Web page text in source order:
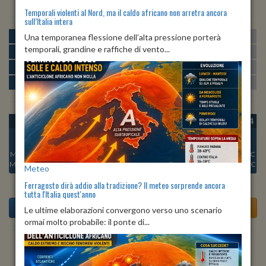
MATTINA min:21º max:29º U:52%
POMERIGGIO min:30º max:31º
SERA min:25º max:31º U:55% 85%
NOTTE min: 22º max:25º U:92%
OGGI
Min:
21°C
Max:24°C
DOM 09
Min:
Max:26°C
LUN 10
Min:22°C
Max:25°C
MAR 11
Min:
22°C
Max:24°C
MER 12
Max:25°C
GIO 13
Min:24°C
Max:26°C
VEN 14
24°C
Max:26°C
Previsioni del Tempo a Tertenia di dopodomani
Temporali violenti al Nord, ma il caldo africano non arretra ancora
sull’Italia intera
Una temporanea flessione dell’alta pressione porterà
temporali, grandine e raffiche di vento...
Meteo
Ferragosto dirà addio alla tradizione? Il meteo sorprende ancora
tutta l'Italia quest'anno
Le ultime elaborazioni convergono verso uno scenario
ormai molto probabile: il ponte di...